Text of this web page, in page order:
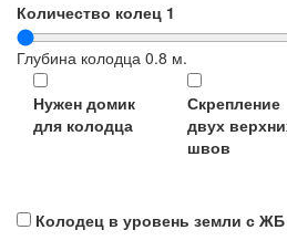
Количество колец 1
Глубина колодца 0.8 м.
Нужен домик
для колодца
Скрепление
двух
швов
Колодец в уровень земли с